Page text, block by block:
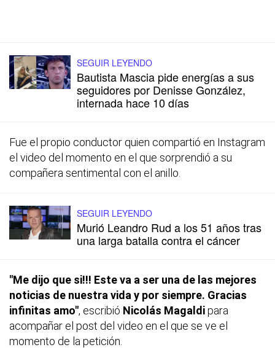
SEGUIR LEYENDO
Bautista Mascia pide energías a sus
seguidores por Denisse González,
internada hace 10 días
Fue el propio conductor quien compartió en Instagram
el video del momento en el que sorprendió a su
compañera sentimental con el anillo.
SEGUIR LEYENDO
Murió Leandro Rud a los 51 años tras
una larga batalla contra el cáncer
"Me dijo que si!!! Este va a ser una de las mejores
noticias de nuestra vida y por siempre. Gracias
infinitas amo", escribió Nicolás Magaldipara
acompañar el post del video en el que se ve el
momento de la petición.